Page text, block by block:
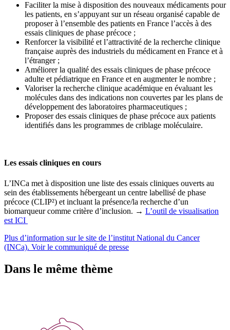
Faciliter la mise à disposition des nouveaux médicaments pour
les patients, en s’appuyant sur un réseau organisé capable de
proposer à l’ensemble des patients en France l’accès à des
essais cliniques de phase précoce ;
Renforcer la visibilité et l’attractivité de la recherche clinique
française auprès des industriels du médicament en France et à
l’étranger ;
Améliorer la qualité des essais cliniques de phase précoce
adulte et pédiatrique en France et en augmenter le nombre ;
Valoriser la recherche clinique académique en évaluant les
molécules dans des indications non couvertes par les plans de
développement des laboratoires pharmaceutiques ;
Proposer des essais cliniques de phase précoce aux patients
identifiés dans les programmes de criblage moléculaire.
Les essais cliniques en cours
L’INCa met à disposition une liste des essais cliniques ouverts au
sein des établissements hébergeant un centre labellisé de phase
précoce (CLIP²) et incluant la présence/la recherche d’un
biomarqueur comme critère d’inclusion. → L’outil de visualisation
est ICI
Plus d’information sur le site de l’institut National du Cancer
(INCa). Voir le communiqué de presse
Dans le même thème